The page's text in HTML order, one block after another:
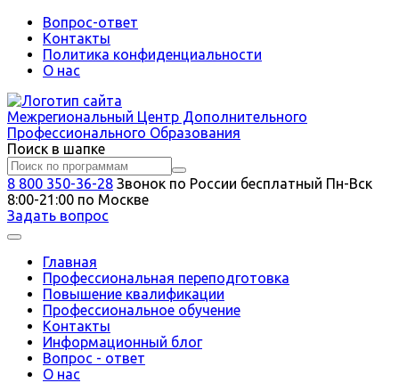
Вопрос-ответ
Контакты
Политика конфиденциальности
О нас
Межрегиональный Центр Дополнительного
Профессионального Образования
Поиск в шапке
8 800 350-36-28 Звонок по России бесплатный Пн-Вск
8:00-21:00 по Москве
Задать вопрос
Главная
Профессиональная переподготовка
Повышение квалификации
Профессиональное обучение
Контакты
Информационный блог
Вопрос - ответ
О нас